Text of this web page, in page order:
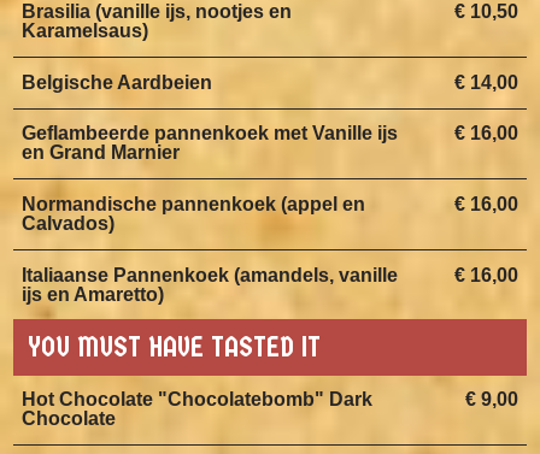
€ 10,50
Brasilia (vanille ijs, nootjes en
Karamelsaus)
€ 14,00
Belgische Aardbeien
€ 16,00
Geflambeerde pannenkoek met Vanille ijs
en Grand Marnier
€ 16,00
Normandische pannenkoek (appel en
Calvados)
€ 16,00
Italiaanse Pannenkoek (amandels, vanille
ijs en Amaretto)
YOU MUST HAVE TASTED IT
€ 9,00
Hot Chocolate "Chocolatebomb" Dark
Chocolate